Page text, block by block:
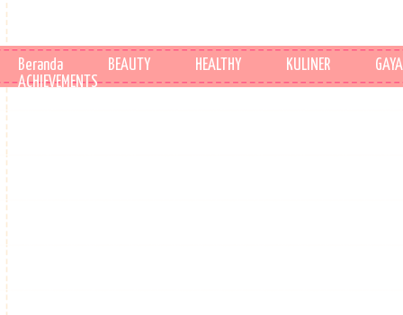
Beranda BEAUTY HEALTHY KULINER
ACHIEVEMENTS